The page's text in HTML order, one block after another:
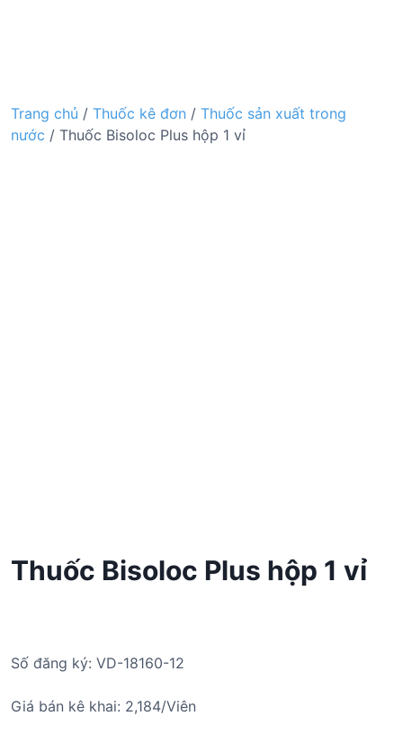
Trang chủ / Thuốc kê đơn / Thuốc sản xuất trong
nước / Thuốc Bisoloc Plus hộp 1 vỉ
Thuốc Bisoloc Plus hộp 1 vỉ
Số đăng ký: VD-18160-12
Giá bán kê khai: 2,184/Viên